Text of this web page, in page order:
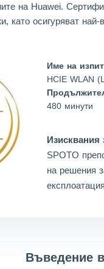
на Huawei.
като осигуряват
Име на
HCIE WLAN
480 минути
Изисквания
SPOTO
на решения
Въведение